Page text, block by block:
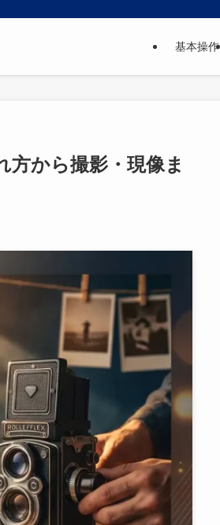
基本操作
から撮影・現像ま